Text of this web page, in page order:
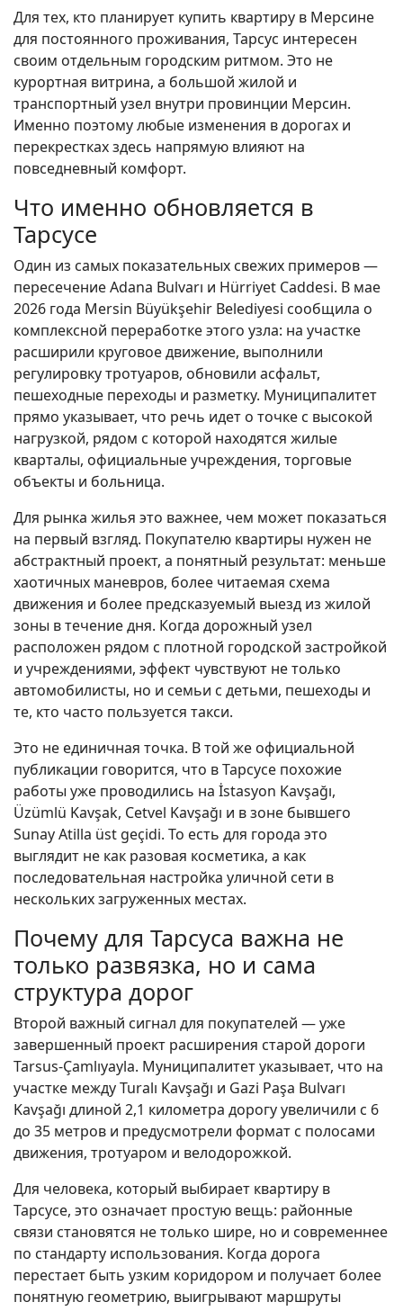
Для тех, кто планирует купить квартиру в Мерсине
для постоянного проживания, Тарсус интересен
своим отдельным городским ритмом. Это не
курортная витрина, а большой жилой и
транспортный узел внутри провинции Мерсин.
Именно поэтому любые изменения в дорогах и
перекрестках здесь напрямую влияют на
повседневный комфорт.
Что именно обновляется в
Тарсусе
Один из самых показательных свежих примеров —
пересечение Adana Bulvarı и Hürriyet Caddesi. В мае
2026 года Mersin Büyükşehir Belediyesi сообщила о
комплексной переработке этого узла: на участке
расширили круговое движение, выполнили
регулировку тротуаров, обновили асфальт,
пешеходные переходы и разметку. Муниципалитет
прямо указывает, что речь идет о точке с высокой
нагрузкой, рядом с которой находятся жилые
кварталы, официальные учреждения, торговые
объекты и больница.
Для рынка жилья это важнее, чем может показаться
на первый взгляд. Покупателю квартиры нужен не
абстрактный проект, а понятный результат: меньше
хаотичных маневров, более читаемая схема
движения и более предсказуемый выезд из жилой
зоны в течение дня. Когда дорожный узел
расположен рядом с плотной городской застройкой
и учреждениями, эффект чувствуют не только
автомобилисты, но и семьи с детьми, пешеходы и
те, кто часто пользуется такси.
Это не единичная точка. В той же официальной
публикации говорится, что в Тарсусе похожие
работы уже проводились на İstasyon Kavşağı,
Üzümlü Kavşak, Cetvel Kavşağı и в зоне бывшего
Sunay Atilla üst geçidi. То есть для города это
выглядит не как разовая косметика, а как
последовательная настройка уличной сети в
нескольких загруженных местах.
Почему для Тарсуса важна не
только развязка, но и сама
структура дорог
Второй важный сигнал для покупателей — уже
завершенный проект расширения старой дороги
Tarsus-Çamlıyayla. Муниципалитет указывает, что на
участке между Turalı Kavşağı и Gazi Paşa Bulvarı
Kavşağı длиной 2,1 километра дорогу увеличили с 6
до 35 метров и предусмотрели формат с полосами
движения, тротуаром и велодорожкой.
Для человека, который выбирает квартиру в
Тарсусе, это означает простую вещь: районные
связи становятся не только шире, но и современнее
по стандарту использования. Когда дорога
перестает быть узким коридором и получает более
понятную геометрию, выигрывают маршруты